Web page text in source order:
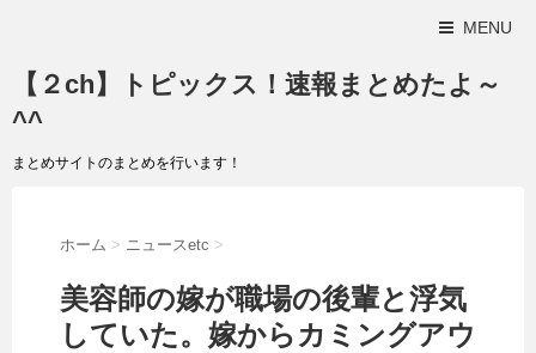
MENU
【２ch】トピックス！速報まとめたよ～
^^
まとめサイトのまとめを行います！
ホーム > ニュースetc >
美容師の嫁が職場の後輩と浮気
していた。嫁からカミングアウ